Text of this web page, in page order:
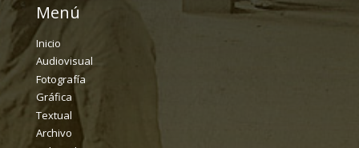
Menú
Inicio
Audiovisual
Fotografía
Gráfica
Textual
Archivo